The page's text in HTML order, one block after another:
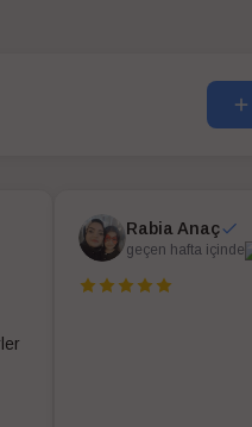
Rabia Anaç
geçen hafta içinde